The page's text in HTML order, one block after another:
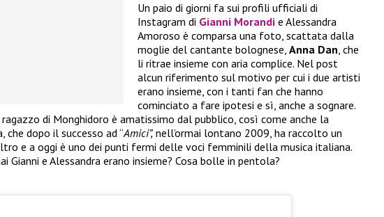
Un paio di giorni fa sui profili ufficiali di
Instagram di Gianni Morandi e Alessandra
Amoroso è comparsa una foto, scattata dalla
moglie del cantante bolognese, Anna Dan, che
li ritrae insieme con aria complice. Nel post
alcun riferimento sul motivo per cui i due artisti
erano insieme, con i tanti fan che hanno
cominciato a fare ipotesi e sì, anche a sognare.
di Monghidoro è amatissimo dal pubblico, così come anche la
dopo il successo ad “Amici”, nell’ormai lontano 2009, ha raccolto un
e a oggi è uno dei punti fermi delle voci femminili della musica italiana.
Gianni e Alessandra erano insieme? Cosa bolle in pentola?